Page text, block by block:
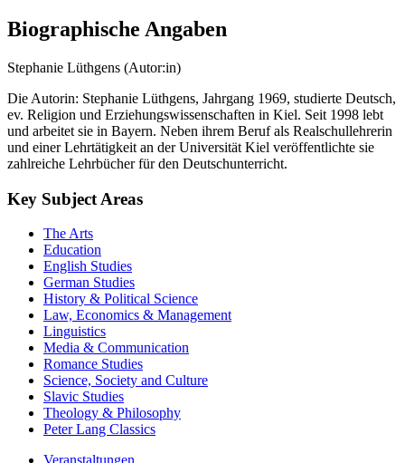
Biographische Angaben
Stephanie Lüthgens (Autor:in)
Die Autorin: Stephanie Lüthgens, Jahrgang 1969, studierte Deutsch,
ev. Religion und Erziehungswissenschaften in Kiel. Seit 1998 lebt
und arbeitet sie in Bayern. Neben ihrem Beruf als Realschullehrerin
und einer Lehrtätigkeit an der Universität Kiel veröffentlichte sie
zahlreiche Lehrbücher für den Deutschunterricht.
Key Subject Areas
The Arts
Education
English Studies
German Studies
History & Political Science
Law, Economics & Management
Linguistics
Media & Communication
Romance Studies
Science, Society and Culture
Slavic Studies
Theology & Philosophy
Peter Lang Classics